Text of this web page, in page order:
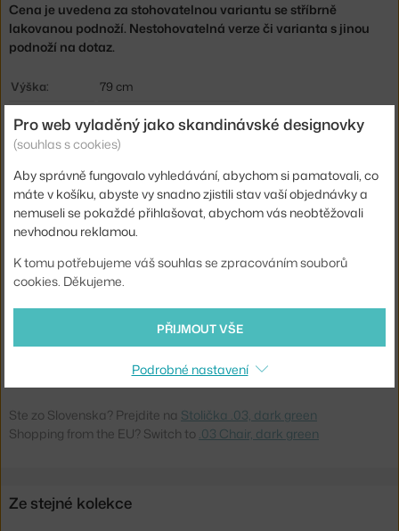
Cena je uvedena za stohovatelnou variantu se stříbrně
lakovanou podnoží. Nestohovatelná verze či varianta s jinou
podnoží na dotaz.
Výška:
79 cm
Výška sedáku:
42 cm
Hloubka:
52,5 cm
Šířka:
38 cm
Područky:
bez područek
Barva:
tmavě zelená
Materiál:
polyuretanová pěna, ocel
Stohovatelné:
ano
Podnož:
kov
VIT-44042700-16-77
Ste zo Slovenska? Prejdite na Stolička .03, dark green
Shopping from the EU? Switch to .03 Chair, dark green
Ze stejné kolekce
Pro web vyladěný jako skandinávské designovky
(souhlas s cookies)
Aby správně fungovalo vyhledávání, abychom si pamatovali, co
máte v košíku, abyste vy snadno zjistili stav vaší objednávky a
nemuseli se pokaždé přihlašovat, abychom vás neobtěžovali
nevhodnou reklamou.
K tomu potřebujeme váš souhlas se zpracováním souborů
cookies. Děkujeme.
PŘIJMOUT VŠE
Podrobné nastavení